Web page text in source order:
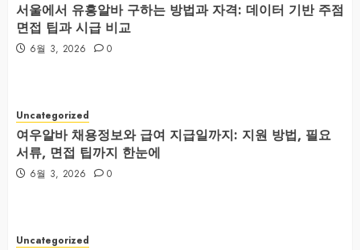
서울에서 유흥알바 구하는 방법과 자격: 데이터 기반 주점
면접 팁과 시급 비교
6월 3, 2026 0
Uncategorized
여우알바 채용정보와 급여 지급일까지: 지원 방법, 필요
서류, 면접 팁까지 한눈에
6월 3, 2026 0
Uncategorized